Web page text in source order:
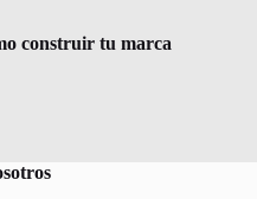
construir tu marca